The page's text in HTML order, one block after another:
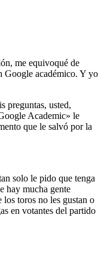
me equivoqué de
Google académico. Y yo
preguntas, usted,
Academic» le
que le salvó por la
solo le pido que tenga
hay mucha gente
los toros no les gustan o
en votantes del partido